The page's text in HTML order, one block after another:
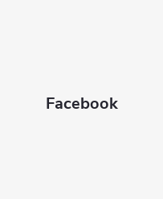
Facebook